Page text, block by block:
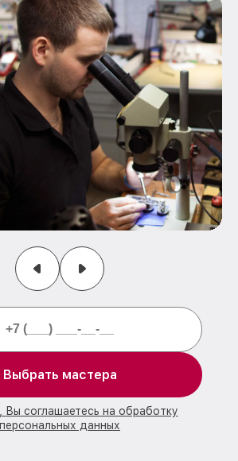
Выбрать мастера
Вы соглашаетесь на обработку
персональных данных